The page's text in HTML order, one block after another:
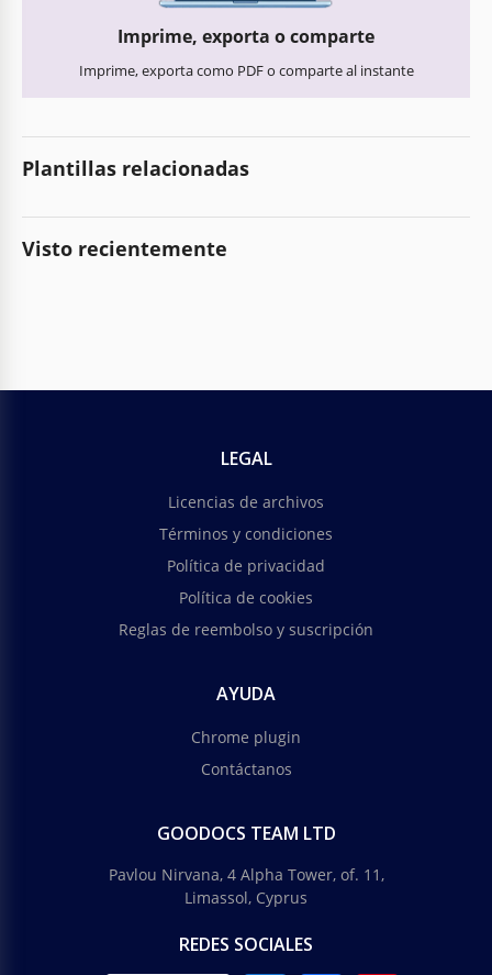
Imprime, exporta o comparte
Imprime, exporta como PDF o comparte al instante
Plantillas relacionadas
Visto recientemente
LEGAL
Licencias de archivos
Términos y condiciones
Política de privacidad
Política de cookies
Reglas de reembolso y suscripción
AYUDA
Chrome plugin
Contáctanos
GOODOCS TEAM LTD
Pavlou Nirvana, 4 Alpha Tower, of. 11,
Limassol, Cyprus
REDES SOCIALES